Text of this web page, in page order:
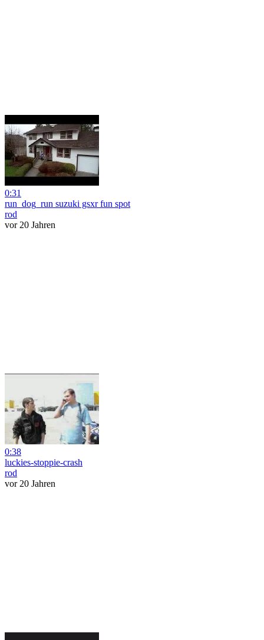
0:31
run_dog_run suzuki gsxr fun spot
rod
vor 20 Jahren
0:38
luckies-stoppie-crash
rod
vor 20 Jahren